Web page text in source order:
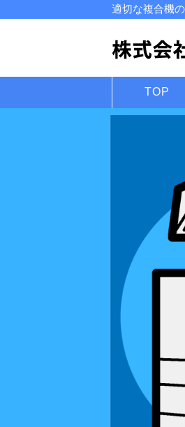
適切な複合機
TOP